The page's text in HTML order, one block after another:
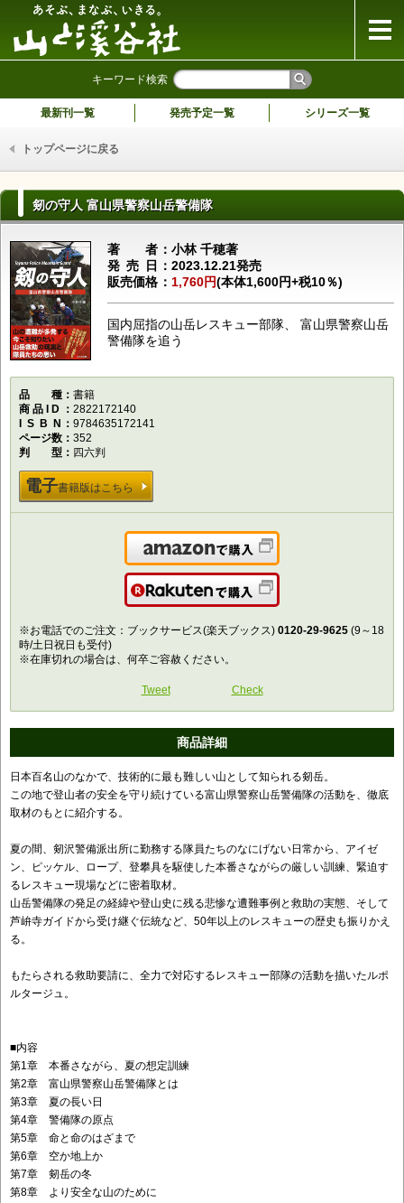
キーワード検索
最新刊一覧 発売予定一覧 シリーズ一覧
トップページに戻る
剱の守人 富山県警察山岳警備隊
著者小林 千穂著
発売日 2023.12.21発売
販売価格
1,760円(本体1,600円+税10％)
国内屈指の山岳レスキュー部隊、 富山県警察山岳
警備隊を追う
品種書籍
商品ID
2822172140
ISBN
9784635172141
ページ数
352
判型四六判
電子書籍版はこちら
Amazonで購入
楽天で購入
※お電話でのご注文：ブックサービス(楽天ブックス) 0120-29-9625 (9～18
時/土日祝日も受付)
※在庫切れの場合は、何卒ご容赦ください。
Tweet Check
商品詳細
日本百名山のなかで、技術的に最も難しい山として知られる剱岳。
この地で登山者の安全を守り続けている富山県警察山岳警備隊の活動を、徹底
取材のもとに紹介する。
夏の間、剱沢警備派出所に勤務する隊員たちのなにげない日常から、アイゼ
ン、ピッケル、ロープ、登攀具を駆使した本番さながらの厳しい訓練、緊迫す
るレスキュー現場などに密着取材。
山岳警備隊の発足の経緯や登山史に残る悲惨な遭難事例と救助の実態、そして
芦峅寺ガイドから受け継ぐ伝統など、50年以上のレスキューの歴史も振りかえ
る。
もたらされる救助要請に、全力で対応するレスキュー部隊の活動を描いたルポ
ルタージュ。
■内容
第1章 本番さながら、夏の想定訓練
第2章 富山県警察山岳警備隊とは
第3章 夏の長い日
第4章 警備隊の原点
第5章 命と命のはざまで
第6章 空か地上か
第7章 剱岳の冬
第8章 より安全な山のために